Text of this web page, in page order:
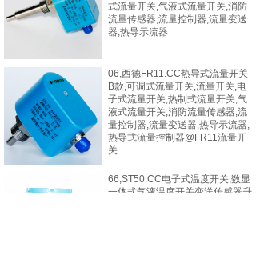
式流量开关,气液式流量开关,消防
流量传感器,流量控制器,流量变送
器,热导示流器
06,西德FR11.CC热导式流量开关
B款,可调式流量开关,流量开关,电
子式流量开关,热制式流量开关,气
液式流量开关,消防流量传感器,流
量控制器,流量变送器,热导示流器,
热导式流量控制器@FR11流量开
关
66,ST50.CC电子式温度开关,数显
一体式气液温度开关变送传感器升